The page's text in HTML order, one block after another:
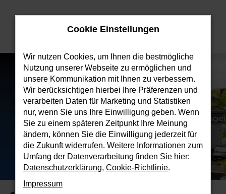
Zum
Cookie Einstellungen
Wir nutzen Cookies, um Ihnen die bestmögliche
Nutzung unserer Webseite zu ermöglichen und
unsere Kommunikation mit Ihnen zu verbessern.
Wir berücksichtigen hierbei Ihre Präferenzen und
verarbeiten Daten für Marketing und Statistiken
nur, wenn Sie uns Ihre Einwilligung geben. Wenn
Sie zu einem späteren Zeitpunkt Ihre Meinung
ändern, können Sie die Einwilligung jederzeit für
die Zukunft widerrufen. Weitere Informationen zum
Umfang der Datenverarbeitung finden Sie hier:
Datenschutzerklärung, Cookie-Richtlinie.
Impressum